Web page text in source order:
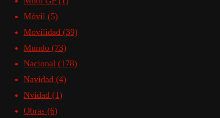
Móvil (5)
Movilidad (39)
Mundo (73)
Nacional (178)
Navidad (4)
Nvidad (1)
Obras (6)